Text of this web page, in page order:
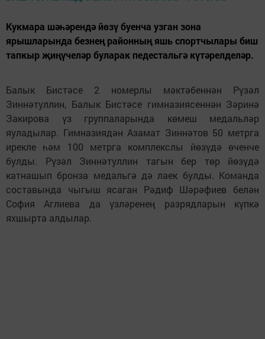
Кукмара шәһәрендә йөзү буенча узган зона
ярышларында безнең районның яшь спортчылары биш
тапкыр җиңүчеләр буларак педестальгә күтәрелделәр.
Балык Бистәсе 2 номерлы мәктәбеннән Рүзәл
Зиннәтуллин, Балык Бистәсе гимназиясеннән Зәринә
Закирова үз группаларында көмеш медальләр
яуладылар. Гимназиядән Азамат Зиннәтов 50 метрга
ирекле һәм 100 метрга комплекслы йөзүдә өченче
булды. Рүзәл Зиннәтуллин тагын бер төр йөзүдә
катнашып бронза медальгә дә лаек булды. Команда
составында чыгыш ясаган Рәдиф Шәрәфиев белән
София Аглиева да үзләренең разрядларын күпкә
яхшырта алдылар.